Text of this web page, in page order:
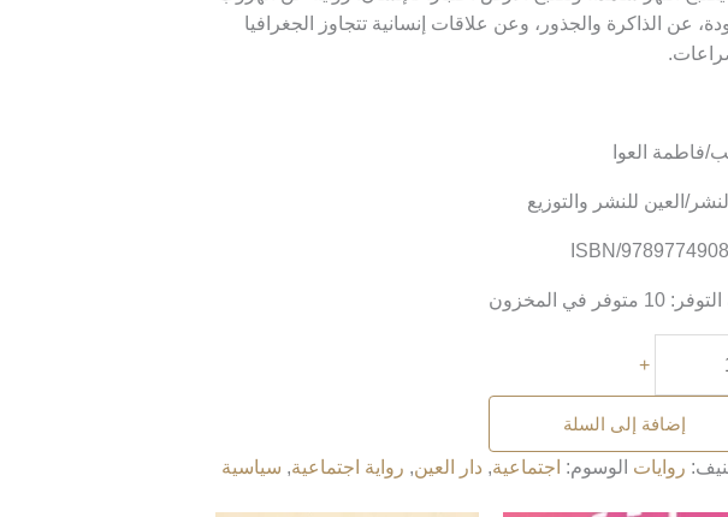
عن الذاكرة والجذور، وعن علاقات إنسانية تتجاوز الجغرافيا
فاطمة العوا
العين للنشر والتوزيع
ISBN/
التوفر: 10 متوفر في المخزون
+
إضافة إلى السلة
روايات الوسوم: اجتماعية, دار العين, رواية اجتماعية, سياسية